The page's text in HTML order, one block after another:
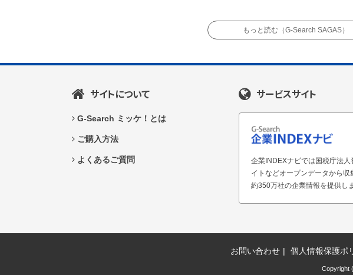
もっと読む（G-Search SAGAS）
サイトについて
G-Search ミッケ！とは
ご購入方法
よくあるご質問
サービスサイト
企業INDEXナビでは国税庁法人
イトなどオープンデータから収
約350万社の企業情報を提供しま
お問い合わせ 個人情報保護ポ
Copyright